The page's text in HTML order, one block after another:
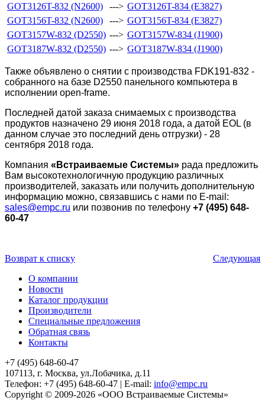
GOT3126T-832 (N2600)
---> GOT3126T-834 (E3827)
GOT3156T-832 (N2600)
---> GOT3156T-834 (E3827)
GOT3157W-832 (D2550) ---> GOT3157W-834 (J1900)
GOT3187W-832 (D2550) ---> GOT3187W-834 (J1900)
Также объявлено о снятии с производства FDK191-832 -
собранного на базе D2550 панельного компьютера в
исполнении open-frame.
Последней датой заказа снимаемых с производства
продуктов назначено 29 июня 2018 года, а датой EOL (в
данном случае это последний день отгрузки) - 28
сентября 2018 года.
Компания «Встраиваемые Cистемы» рада предложить
Вам высокотехнологичную продукцию различных
производителей, заказать или получить дополнительную
информацию можно, связавшись с нами по E-mail:
sales@empc.ru или позвонив по телефону +7 (495) 648-
60-47
Возврат к списку
Следующая
О компании
Новости
Каталог продукции
Производители
Специальные предложения
Обратная связь
Контакты
+7 (495) 648-60-47
107113, г. Москва, ул.Лобачика, д.11
Телефон: +7 (495) 648-60-47 | E-mail: info@empc.ru
Copyright © 2009-2026 «ООО Встраиваемые Системы»